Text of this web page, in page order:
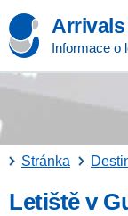
Informace o
Stránka
Letiště v